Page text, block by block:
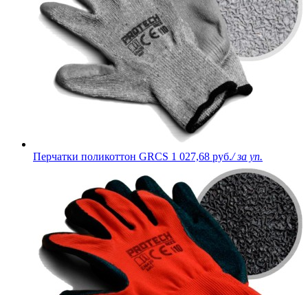
Перчатки поликоттон GRCS 1 027,68 руб./ за уп.